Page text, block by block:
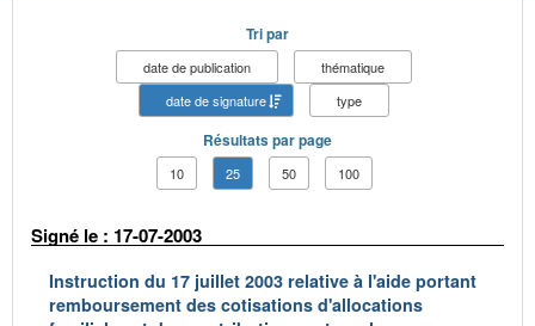
Tri par
date de publication
thématique
date de signature
type
Résultats par page
10 25 50 100
Signé le : 17-07-2003
Instruction du 17 juillet 2003 relative à l'aide portant
remboursement des cotisations d'allocations